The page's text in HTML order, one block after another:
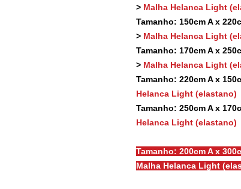
> Malha Helanca Light
Tamanho: 150cm A x
> Malha Helanca Light
Tamanho: 170cm A x
> Malha Helanca Light
Tamanho: 220cm A x
Helanca Light (elastano)
Tamanho: 250cm A x
Helanca Light (elastano)
Tamanho: 200cm A x
Malha Helanca Light